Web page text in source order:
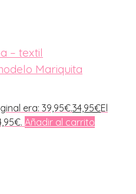
– textil
Mariquita
era: 39,95€.34,95€El
Añadir al carrito